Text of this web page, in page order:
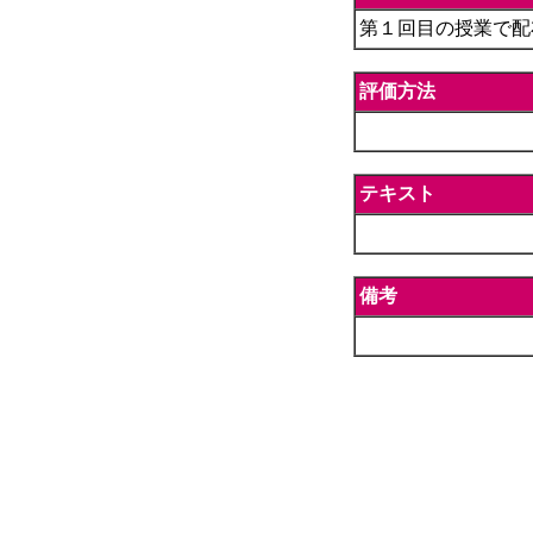
第１回目の授業で
評価方法
テキスト
備考